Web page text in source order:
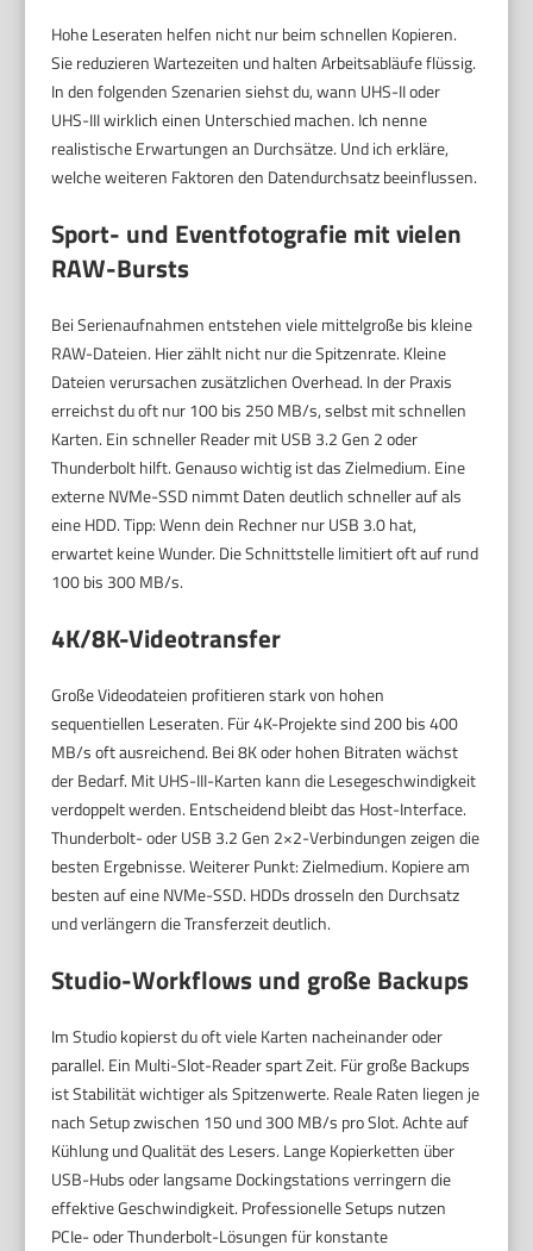
Hohe Leseraten helfen nicht nur beim schnellen Kopieren.
Sie reduzieren Wartezeiten und halten Arbeitsabläufe flüssig.
In den folgenden Szenarien siehst du, wann UHS-II oder
UHS-III wirklich einen Unterschied machen. Ich nenne
realistische Erwartungen an Durchsätze. Und ich erkläre,
welche weiteren Faktoren den Datendurchsatz beeinflussen.
Sport- und Eventfotografie mit vielen
RAW-Bursts
Bei Serienaufnahmen entstehen viele mittelgroße bis kleine
RAW-Dateien. Hier zählt nicht nur die Spitzenrate. Kleine
Dateien verursachen zusätzlichen Overhead. In der Praxis
erreichst du oft nur 100 bis 250 MB/s, selbst mit schnellen
Karten. Ein schneller Reader mit USB 3.2 Gen 2 oder
Thunderbolt hilft. Genauso wichtig ist das Zielmedium. Eine
externe NVMe-SSD nimmt Daten deutlich schneller auf als
eine HDD. Tipp: Wenn dein Rechner nur USB 3.0 hat,
erwartet keine Wunder. Die Schnittstelle limitiert oft auf rund
100 bis 300 MB/s.
4K/8K-Videotransfer
Große Videodateien profitieren stark von hohen
sequentiellen Leseraten. Für 4K-Projekte sind 200 bis 400
MB/s oft ausreichend. Bei 8K oder hohen Bitraten wächst
der Bedarf. Mit UHS-III-Karten kann die Lesegeschwindigkeit
verdoppelt werden. Entscheidend bleibt das Host-Interface.
Thunderbolt- oder USB 3.2 Gen 2×2-Verbindungen zeigen die
besten Ergebnisse. Weiterer Punkt: Zielmedium. Kopiere am
besten auf eine NVMe-SSD. HDDs drosseln den Durchsatz
und verlängern die Transferzeit deutlich.
Studio-Workflows und große Backups
Im Studio kopierst du oft viele Karten nacheinander oder
parallel. Ein Multi-Slot-Reader spart Zeit. Für große Backups
ist Stabilität wichtiger als Spitzenwerte. Reale Raten liegen je
nach Setup zwischen 150 und 300 MB/s pro Slot. Achte auf
Kühlung und Qualität des Lesers. Lange Kopierketten über
USB-Hubs oder langsame Dockingstations verringern die
effektive Geschwindigkeit. Professionelle Setups nutzen
PCIe- oder Thunderbolt-Lösungen für konstante